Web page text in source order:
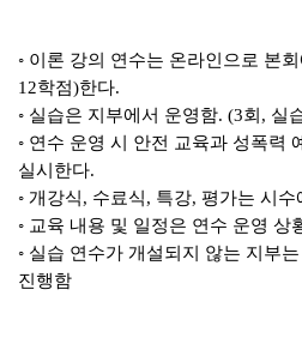
◦ 이론 강의 연수는 온라인으로 본
12학점)한다.
◦ 실습은 지부에서 운영함. (3회 , 실
◦ 연수 운영 시 안전 교육과 성폭력
실시한다.
◦ 개강식, 수료식, 특강, 평가는 시수
◦ 교육 내용 및 일정은 연수 운영 상
◦ 실습 연수가 개설되지 않는 지부
진행함